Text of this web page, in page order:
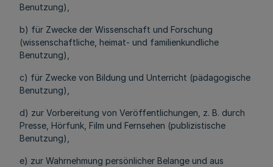
Benutzung),
b) für Zwecke der Wissenschaft und Forschung
(wissenschaftliche, heimat- und familienkundliche
Benutzung),
c) für Zwecke von Bildung und Unterricht (pädagogische
Benutzung),
d) zur Vorbereitung von Veröffentlichungen, z. B. durch
Presse, Hörfunk, Film und Fernsehen (publizistische
Benutzung),
e) zur Wahrnehmung persönlicher Belange und aus